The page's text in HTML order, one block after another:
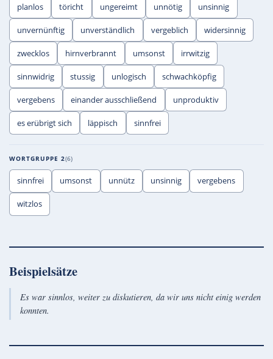
planlos töricht ungereimt unnötig unsinnig
unvernünftig unverständlich vergeblich widersinnig
zwecklos hirnverbrannt umsonst irrwitzig
sinnwidrig stussig unlogisch schwachköpfig
vergebens einander ausschließend unproduktiv
es erübrigt sich läppisch sinnfrei
WORTGRUPPE 2 6
sinnfrei umsonst unnütz unsinnig vergebens
witzlos
Beispielsätze
Es war sinnlos, weiter zu diskutieren, da wir uns nicht einig werden
konnten.